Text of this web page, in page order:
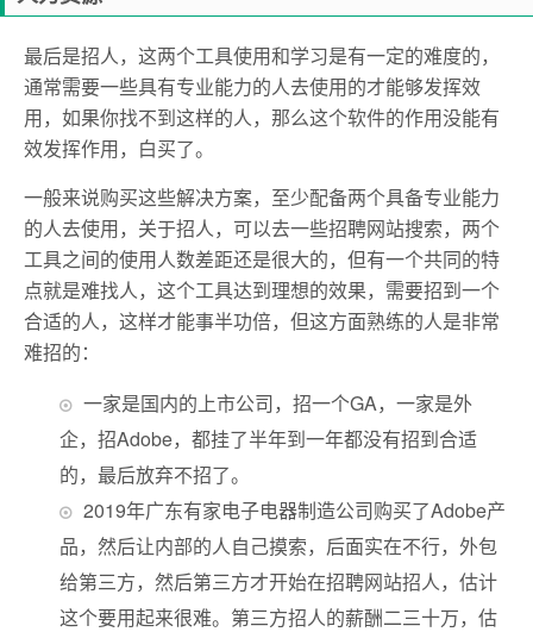
最后是招人，这两个工具使用和学习是有一定的难度的，
通常需要一些具有专业能力的人去使用的才能够发挥效
用，如果你找不到这样的人，那么这个软件的作用没能有
效发挥作用，白买了。
一般来说购买这些解决方案，至少配备两个具备专业能力
的人去使用，关于招人，可以去一些招聘网站搜索，两个
工具之间的使用人数差距还是很大的，但有一个共同的特
点就是难找人，这个工具达到理想的效果，需要招到一个
合适的人，这样才能事半功倍，但这方面熟练的人是非常
难招的：
一家是国内的上市公司，招一个GA，一家是外
企，招Adobe，都挂了半年到一年都没有招到合适
的，最后放弃不招了。
2019年广东有家电子电器制造公司购买了Adobe产
品，然后让内部的人自己摸索，后面实在不行，外包
给第三方，然后第三方才开始在招聘网站招人，估计
这个要用起来很难。第三方招人的薪酬二三十万，估